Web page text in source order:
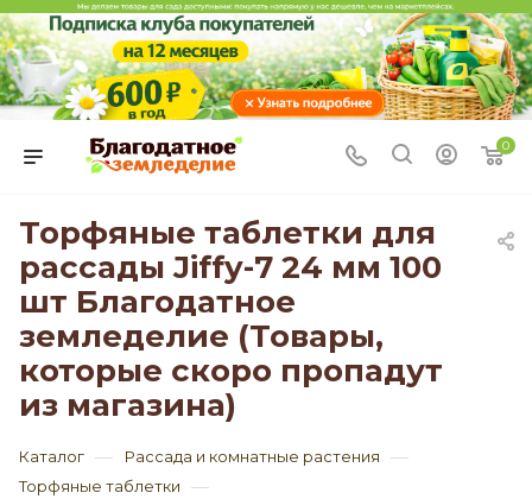
0
Торфяные таблетки для
рассады Jiffy-7 24 мм 100
шт Благодатное
земледелие (Товары,
которые скоро пропадут
из магазина)
Каталог — Рассада и комнатные растения —
Торфяные таблетки —